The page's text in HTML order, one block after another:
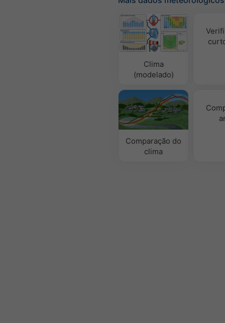
Clima
(modelado)
Comparação do
clima